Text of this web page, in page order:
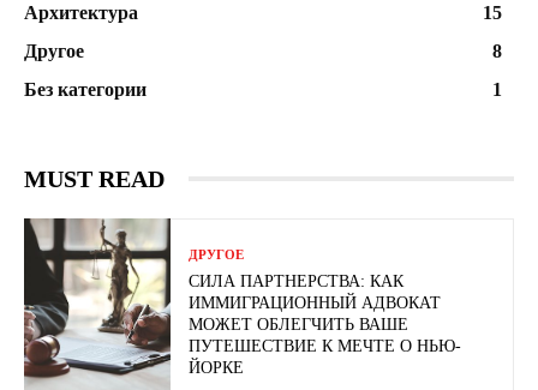
Архитектура
15
Другое
8
Без категории
1
MUST READ
ДРУГОЕ
СИЛА ПАРТНЕРСТВА: КАК
ИММИГРАЦИОННЫЙ АДВОКАТ
МОЖЕТ ОБЛЕГЧИТЬ ВАШЕ
ПУТЕШЕСТВИЕ К МЕЧТЕ О НЬЮ-
ЙОРКЕ